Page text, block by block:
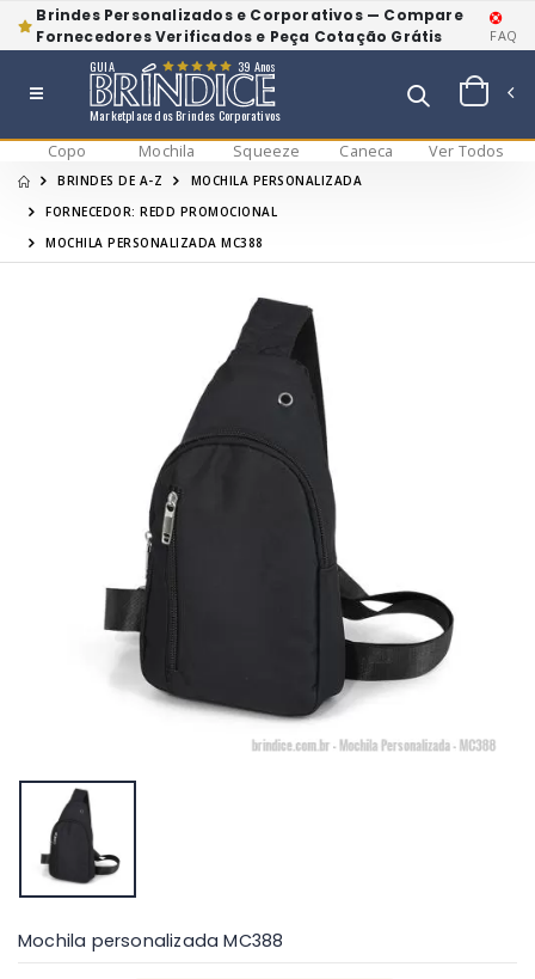
Brindes Personalizados e Corporativos — Compare
Fornecedores Verificados e Peça Cotação Grátis
FAQ
Marketplace dos Brindes Corporativos
GUIA 39 Anos
Copo Mochila Squeeze Caneca Ver Todos
BRINDES DE A-Z
MOCHILA PERSONALIZADA
FORNECEDOR: REDD PROMOCIONAL
MOCHILA PERSONALIZADA MC388
Mochila personalizada MC388